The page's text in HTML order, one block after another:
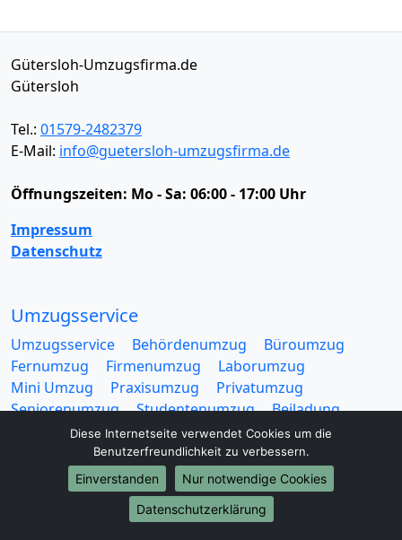
Gütersloh-Umzugsfirma.de
Gütersloh
Tel.: 01579-2482379
E-Mail: info@guetersloh-umzugsfirma.de
Öffnungszeiten: Mo - Sa: 06:00 - 17:00 Uhr
Impressum
Datenschutz
Umzugsservice
Umzugsservice Behördenumzug
Büroumzug
Fernumzug
Firmenumzug
Laborumzug
Mini Umzug
Praxisumzug
Privatumzug
Seniorenumzug
Studentenumzug
Beiladung
Entrümpelung
Halteverbotszone
Klaviertransport
Haushaltsauflösung
Möbeltaxi
Möbelmitfahrzentrale
Umzugskartons
Diese Internetseite verwendet Cookies um die
Benutzerfreundlichkeit zu verbessern.
Einverstanden
Nur notwendige Cookies
Datenschutzerklärung